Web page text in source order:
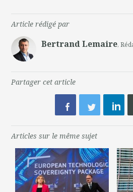
Article rédigé par
Bertrand Lemaire,
Partager cet article
Articles sur le même sujet